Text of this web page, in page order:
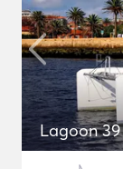
Lagoon 39